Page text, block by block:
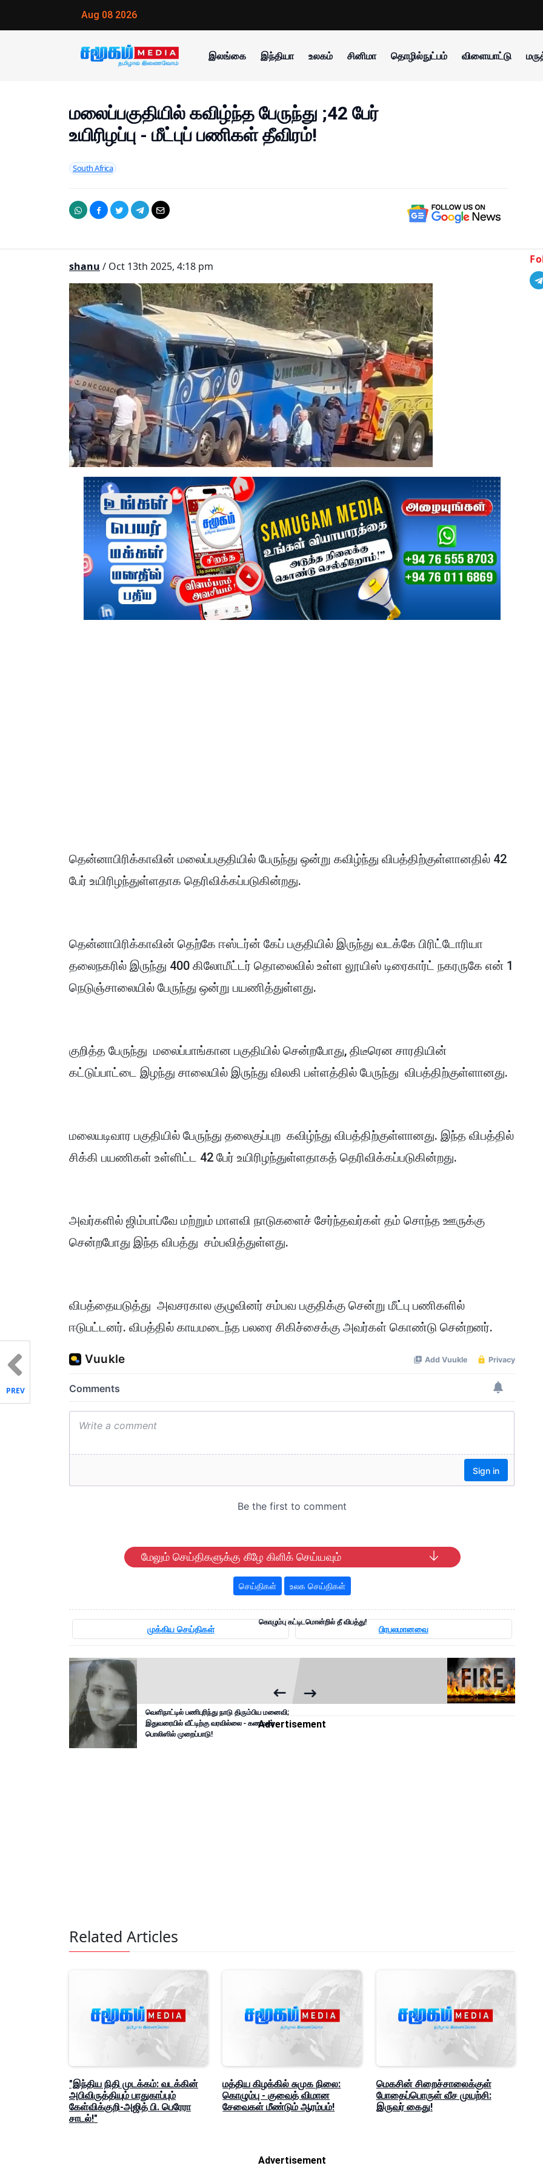
Aug 08 2026
இலங்கை இந்தியா உலகம் சினிமா தொழில்நுட்பம் விளையாட்டு
மலைப்பகுதியில் கவிழ்ந்த பேருந்து ;42 பேர்
உயிரிழப்பு - மீட்புப் பணிகள் தீவிரம்!
South Africa
shanu / Oct 13th 2025, 4:18 pm
தென்னாபிரிக்காவின் மலைப்பகுதியில் பேருந்து ஒன்று கவிழ்ந்து விபத்திற்குள்ளானதில் 42
பேர் உயிரிழந்துள்ளதாக தெரிவிக்கப்படுகின்றது.
தென்னாபிரிக்காவின் தெற்கே ஈஸ்டர்ன் கேப் பகுதியில் இருந்து வடக்கே பிரிட்டோரியா
தலைநகரில் இருந்து 400 கிலோமீட்டர் தொலைவில் உள்ள லூயிஸ் டிரைகார்ட் நகரருகே என் 1
நெடுஞ்சாலையில் பேருந்து ஒன்று பயணித்துள்ளது.
குறித்த பேருந்து மலைப்பாங்கான பகுதியில் சென்றபோது, திடீரென சாரதியின்
கட்டுப்பாட்டை இழந்து சாலையில் இருந்து விலகி பள்ளத்தில் பேருந்து விபத்திற்குள்ளானது.
மலையடிவார பகுதியில் பேருந்து தலைகுப்புற கவிழ்ந்து விபத்திற்குள்ளானது. இந்த விபத்தில்
சிக்கி பயணிகள் உள்ளிட்ட 42 பேர் உயிரிழந்துள்ளதாகத் தெரிவிக்கப்படுகின்றது.
அவர்களில் ஜிம்பாப்வே மற்றும் மாளவி நாடுகளைச் சேர்ந்தவர்கள் தம் சொந்த ஊருக்கு
சென்றபோது இந்த விபத்து சம்பவித்துள்ளது.
விபத்தையடுத்து அவசரகால குழுவினர் சம்பவ பகுதிக்கு சென்று மீட்பு பணிகளில்
ஈடுபட்டனர். விபத்தில் காயமடைந்த பலரை சிகிச்சைக்கு அவர்கள் கொண்டு சென்றனர்.
மேலும் செய்திகளுக்கு கீழே கிளிக் செய்யவும்
செய்திகள் உலக செய்திகள்
முக்கிய செய்திகள் பிரபலமானவை
வெளிநாட்டில் பணிபுரிந்து நாடு திரும்பிய மனைவி;
இதுவரையில் வீட்டிற்கு வரவில்லை - கணவன்
பொலிஸில் முறைப்பாடு!
கொழும்பு கட்டிடமொன்றில் தீ விபத்து!
PREV
Advertisement
Related Articles
"இந்திய நிதி முடக்கம்: வடக்கின்
அபிவிருத்தியும் பாதுகாப்பும்
கேள்விக்குறி-அஜித் பி. பெரேரா
சாடல்!"
மத்திய கிழக்கில் சுமுக நிலை:
கொழும்பு - குவைத் விமான
சேவைகள் மீண்டும் ஆரம்பம்!
மெகசின் சிறைச்சாலைக்குள்
போதைப்பொருள் வீச முயற்சி:
இருவர் கைது!
Advertisement